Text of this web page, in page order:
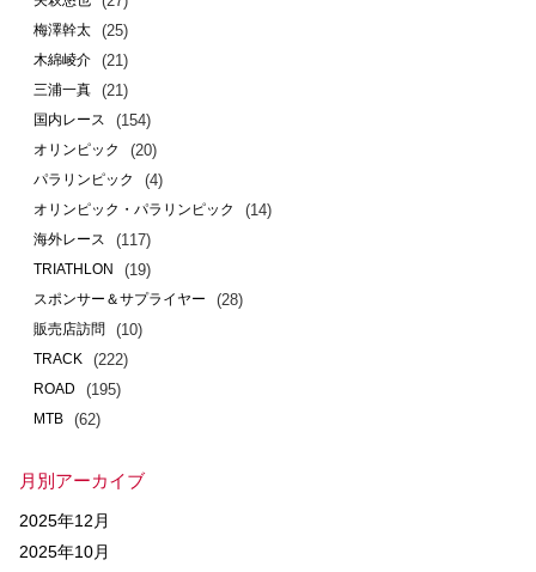
梅澤幹太 (25)
木綿崚介 (21)
三浦一真 (21)
国内レース (154)
オリンピック (20)
パラリンピック (4)
オリンピック・パラリンピック (14)
海外レース (117)
TRIATHLON (19)
スポンサー＆サプライヤー (28)
販売店訪問 (10)
TRACK (222)
ROAD (195)
MTB (62)
月別アーカイブ
2025年12月
2025年10月